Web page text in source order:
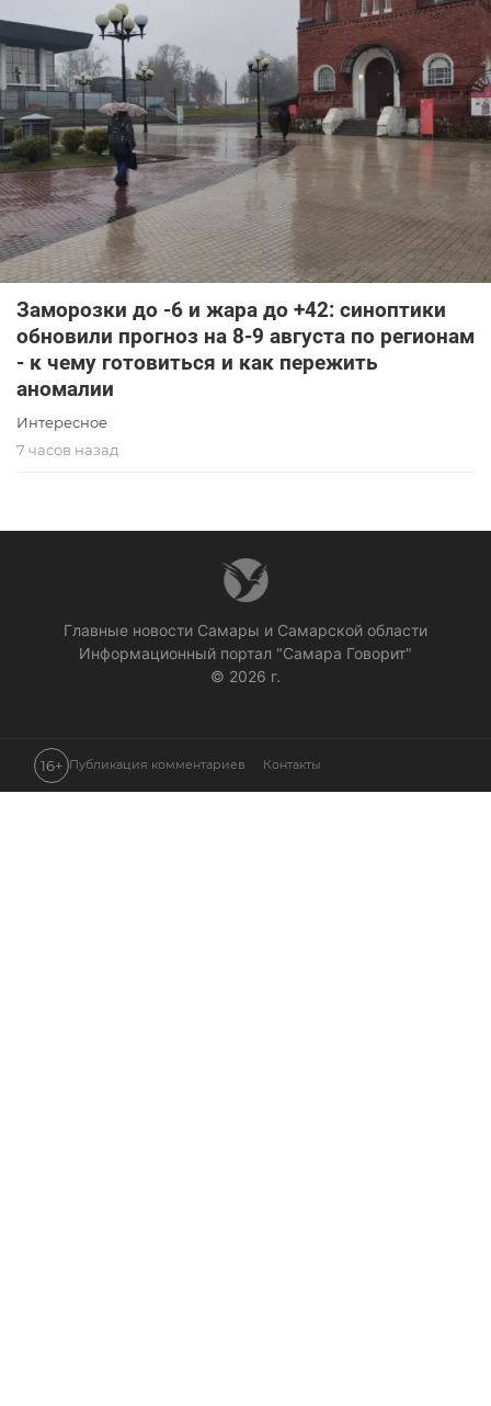
Заморозки до -6 и жара до +42: синоптики
обновили прогноз на 8-9 августа по регионам
- к чему готовиться и как пережить
аномалии
Интересное
7 часов назад
Главные новости Самары и Самарской области
Информационный портал "Самара Говорит"
© 2026 г.
16+ Публикация комментариев Контакты